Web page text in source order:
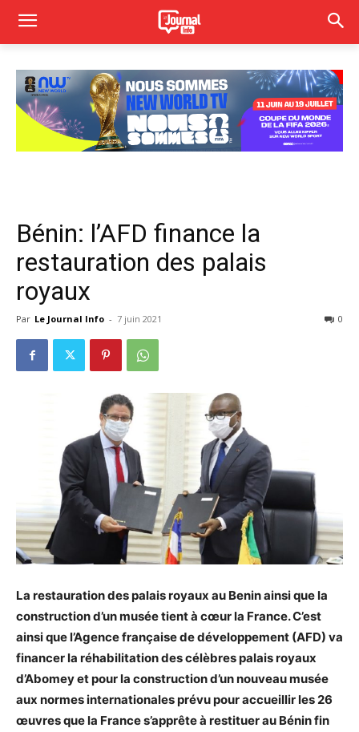
Bénin: l’AFD finance la
restauration des palais
royaux
Par Le Journal Info - 7 juin 2021 0
La restauration des palais royaux au Benin ainsi que la
construction d’un musée tient à cœur la France. C’est
ainsi que l’Agence française de développement (AFD) va
financer la réhabilitation des célèbres palais royaux
d’Abomey et pour la construction d’un nouveau musée
aux normes internationales prévu pour accueillir les 26
œuvres que la France s’apprête à restituer au Bénin fin